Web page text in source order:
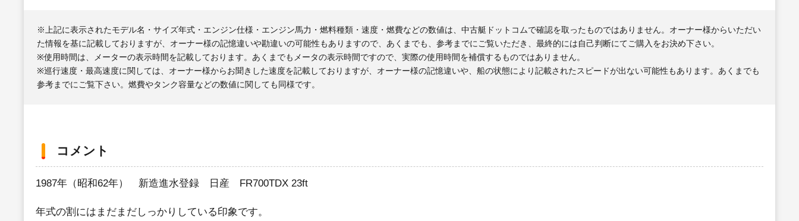
※上記に表示されたモデル名・サイズ年式・エンジン仕様・エンジン馬力・燃料種類・速度・燃費などの数値は、中古艇ドットコムで確認を取ったものではありません。オーナー様からいただい
た情報を基に記載しておりますが、オーナー様の記憶違いや勘違いの可能性もありますので、あくまでも、参考までにご覧いただき、最終的には自己判断にてご購入をお決め下さい。
※使用時間は、メーターの表示時間を記載しております。あくまでもメータの表示時間ですので、実際の使用時間を補償するものではありません。
※巡行速度・最高速度に関しては、オーナー様からお聞きした速度を記載しておりますが、オーナー様の記憶違いや、船の状態により記載されたスピードが出ない可能性もあります。あくまでも
参考までにご覧下さい。燃費やタンク容量などの数値に関しても同様です。
コメント
1987年（昭和62年） 新造進水登録 日産 FR700TDX 23ft
年式の割にはまだまだしっかりしている印象です。